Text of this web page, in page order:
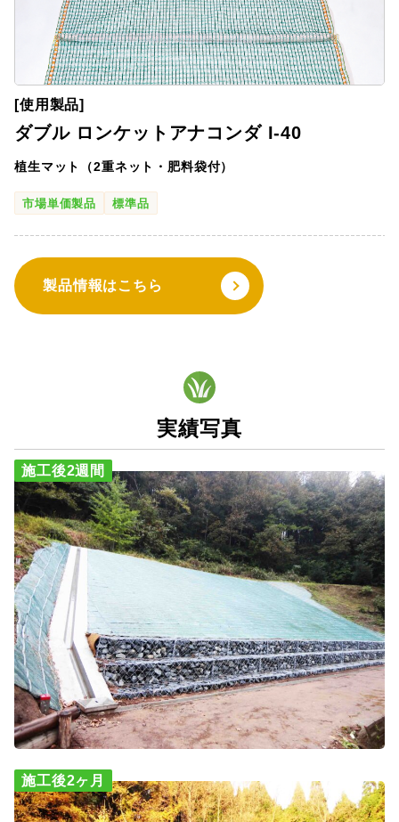
[使用製品]
ダブル ロンケットアナコンダ I-40
植生マット（2重ネット・肥料袋付）
市場単価製品 標準品
製品情報はこちら
実績写真
施工後2週間
施工後2ヶ月